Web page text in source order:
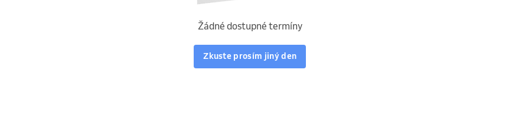
Žádné dostupné termíny
Zkuste prosím jiný den